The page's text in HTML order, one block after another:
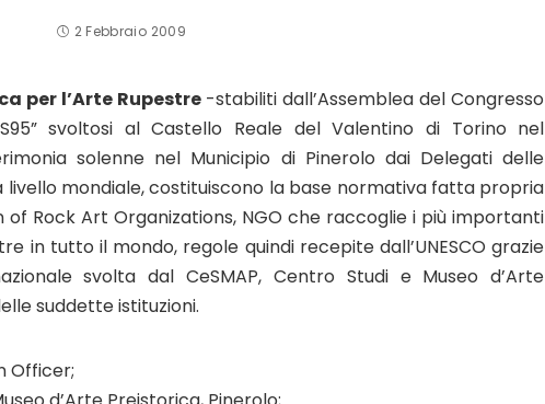
2 Febbraio 2009
per l’Arte Rupestre-stabiliti dall’Assemblea del Congresso
svoltosi al Castello Reale del Valentino di Torino nel
solenne nel Municipio di Pinerolo dai Delegati delle
livello mondiale, costituiscono la base normativa fatta propria
of Rock Art Organizations, NGO che raccoglie i più importanti
in tutto il mondo, regole quindi recepite dall’UNESCO grazie
svolta dal CeSMAP, Centro Studi e Museo d’Arte
suddette istituzioni.
Officer;